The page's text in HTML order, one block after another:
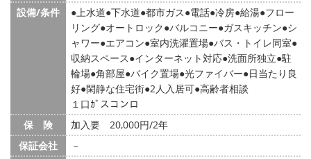
設備/条件
上水道 下水道 都市ガス 電話 冷房 給湯 フロー
リング オートロック バルコニー ガスキッチン シ
ャワー エアコン 室内洗濯置場 バス・トイレ同室
収納スペース インターネット対応 洗面所独立 駐
輪場 角部屋 バイク置場 光ファイバー 日当たり良
好 閑静な住宅街 2人入居可 高齢者相談
１口ｶﾞスコンロ
保 険
加入要 20,000円/2年
保証会社
－